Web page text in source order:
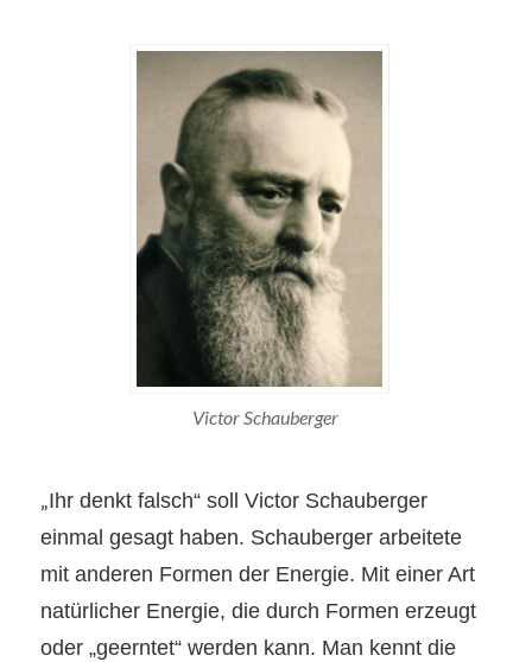
Victor Schauberger
„Ihr denkt falsch“ soll Victor Schauberger
einmal gesagt haben. Schauberger arbeitete
mit anderen Formen der Energie. Mit einer Art
natürlicher Energie, die durch Formen erzeugt
oder „geerntet“ werden kann. Man kennt die